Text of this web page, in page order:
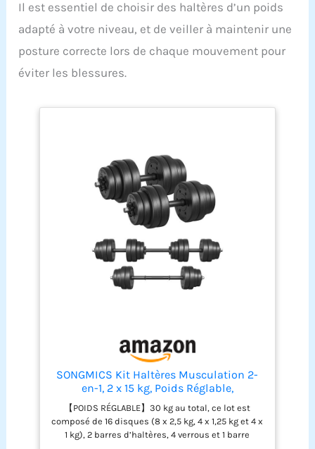
Il est essentiel de choisir des haltères d’un poids
adapté à votre niveau, et de veiller à maintenir une
posture correcte lors de chaque mouvement pour
éviter les blessures.
SONGMICS Kit Haltères Musculation 2-
en-1, 2 x 15 kg, Poids Réglable,
Revêtement en Plastique, Fitnesse,
Musculation, à la Maison, avec Barre
d’Extension Supplémentaire en Acier,
Noir d'Encre SYL30HBK
【POIDS RÉGLABLE】30 kg au total, ce lot est
composé de 16 disques (8 x 2,5 kg, 4 x 1,25 kg et 4 x
1 kg), 2 barres d’haltères, 4 verrous et 1 barre